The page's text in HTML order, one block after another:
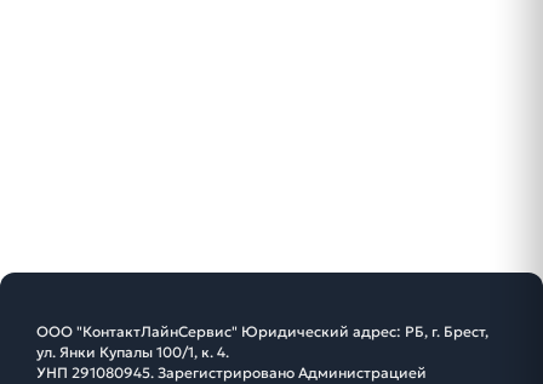
ООО "КонтактЛайнСервис" Юридический адрес: РБ, г. Брест,
ул. Янки Купалы 100/1, к. 4.
УНП 291080945. Зарегистрировано Администрацией